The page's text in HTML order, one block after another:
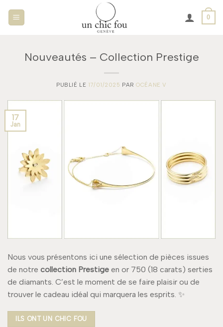
0
Nouveautés – Collection Prestige
PUBLIÉ LE 17/01/2025 PAROCÉANE V
17
Jan
Nous vous présentons ici une sélection de pièces issues
de notre collection Prestige en or 750 (18 carats) serties
de diamants. C’est le moment de se faire plaisir ou de
trouver le cadeau idéal qui marquera les esprits. ✨
ILS ONT UN CHIC FOU